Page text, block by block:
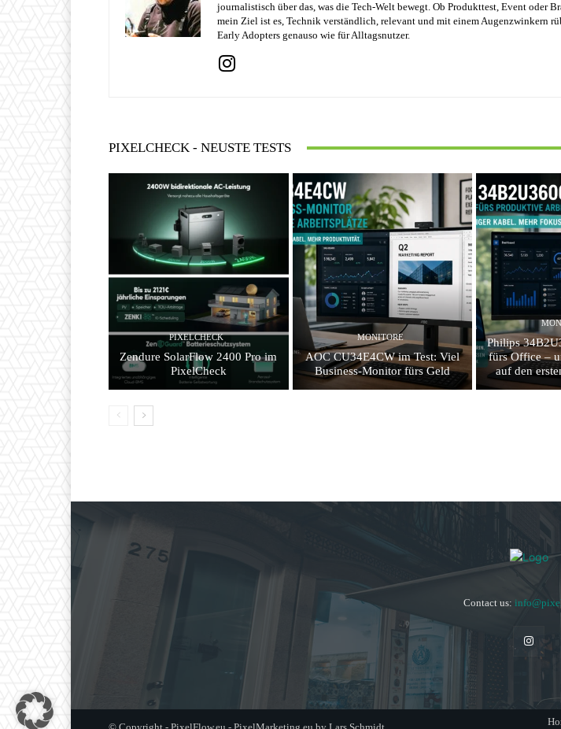
journalistisch über das, was die Tech-Welt bewegt. Ob Produkttest, Event oder
mein Ziel ist es, Technik verständlich, relevant und mit einem Augenzwinkern
Early Adopters genauso wie für Alltagsnutzer.
PIXELCHECK - NEUSTE TESTS
PIXELCHECK
Zendure SolarFlow 2400 Pro im
PixelCheck
MONITORE
AOC CU34E4CW im Test: Viel
Business-Monitor fürs Geld
Philips
fürs Office –
auf den
Contact us: